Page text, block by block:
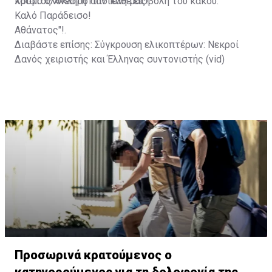
Καλό Παράδεισο!
Αθάνατος"!.
Διαβάστε επίσης: Σύγκρουση ελικοπτέρων: Νεκροί
Δανός χειριστής και Έλληνας συντονιστής (vid)
Προσωρινά κρατούμενος ο